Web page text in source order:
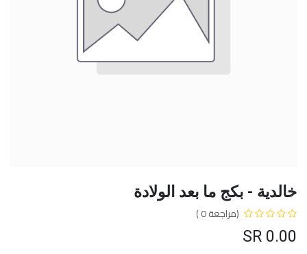
خالدية - بكج ما بعد الولادة
(مراجعة 0 )
0.00